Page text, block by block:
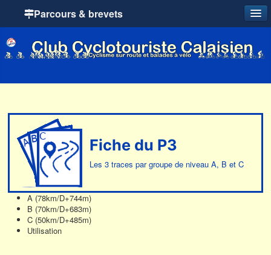
Fiche du P3
Les 3 traces par groupe de niveau A, B et C
A (78km/D+744m)
B (70km/D+683m)
C (50km/D+485m)
Utilisation
Parcours & brevets